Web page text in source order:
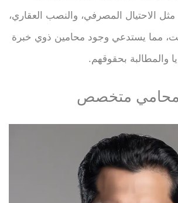
مثل الاحتيال المصرفي، والنصب العقاري،
مما يستدعي وجود محامين ذوي خبرة
والمطالبة بحقوقهم.
محامي متخصص